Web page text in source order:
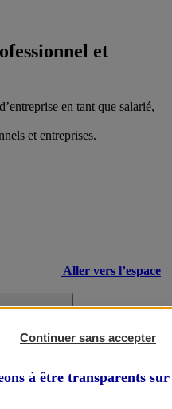
et
en tant que salarié,
et entreprises.
Aller vers l’espace
Continuer sans accepter
à être transparents